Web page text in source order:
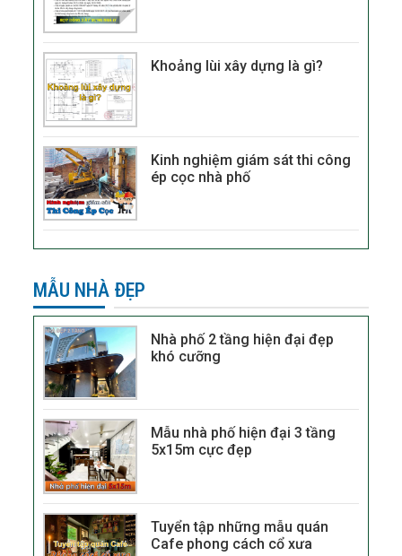
Khoảng lùi xây dựng là gì?
Kinh nghiệm giám sát thi công
ép cọc nhà phố
MẪU NHÀ ĐẸP
Nhà phố 2 tầng hiện đại đẹp
khó cưỡng
Mẫu nhà phố hiện đại 3 tầng
5x15m cực đẹp
Tuyển tập những mẫu quán
Cafe phong cách cổ xưa